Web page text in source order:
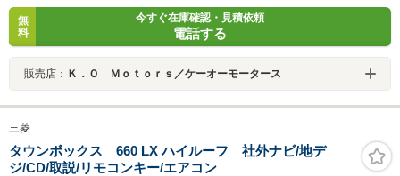
無
料
今すぐ在庫確認・見積依頼
電話する
販売店： Ｋ．Ｏ Ｍｏｔｏｒｓ／ケーオーモータース
三菱
タウンボックス 660 LX ハイルーフ 社外ナビ/地デ
ジ/CD/取説/リモコンキー/エアコン